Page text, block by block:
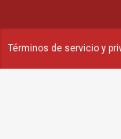
Términos de servicio y